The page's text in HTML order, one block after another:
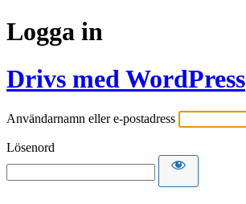
Logga in
Drivs med WordPress
Användarnamn eller e-postadress
Lösenord